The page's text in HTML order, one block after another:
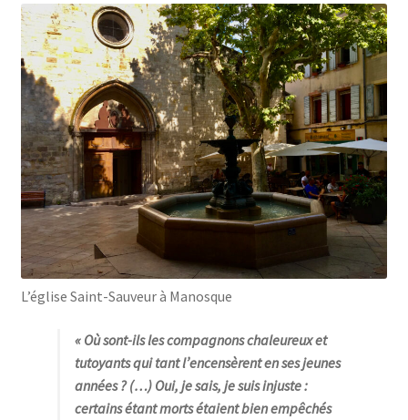
L’église Saint-Sauveur à Manosque
« Où sont-ils les compagnons chaleureux et
tutoyants qui tant l’encensèrent en ses jeunes
années ? (…) Oui, je sais, je suis injuste :
certains étant morts étaient bien empêchés